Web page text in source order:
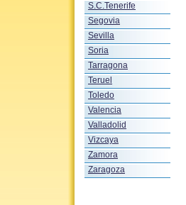
S.C.Tenerife
Segovia
Sevilla
Soria
Tarragona
Teruel
Toledo
Valencia
Valladolid
Vizcaya
Zamora
Zaragoza